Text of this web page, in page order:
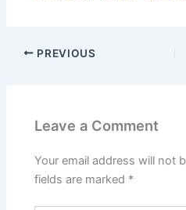
PREVIOUS
Leave a Comment
Your email address will not
fields are marked *